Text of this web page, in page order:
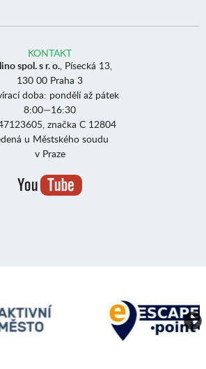
KONTAKT
spol. s r. o., Písecká 13,
130 00 Praha 3
doba: pondělí až pátek
8:00—16:30
značka C 12804
u Městského soudu
v Praze